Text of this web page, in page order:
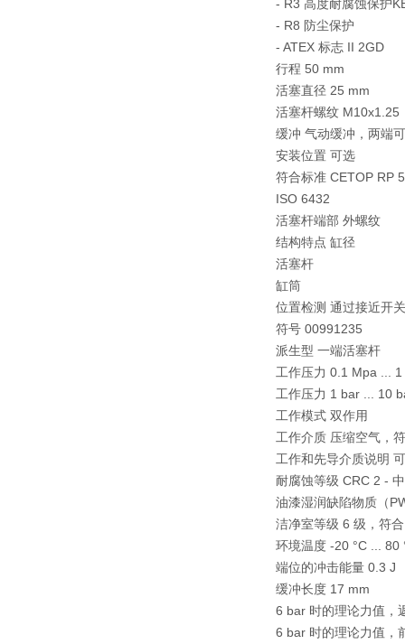
- R3 高度耐腐蚀保护
- R8 防尘保护
- ATEX 标志 II 2GD
行程 50 mm
活塞直径 25 mm
活塞杆螺纹 M10x1.25
缓冲 气动缓冲，两端
安装位置 可选
符合标准 CETOP RP
ISO 6432
活塞杆端部 外螺纹
结构特点 缸径
活塞杆
缸筒
位置检测 通过接近开关
符号 00991235
派生型 一端活塞杆
工作压力 0.1 Mpa ...
工作压力 1 bar ... 10
工作模式 双作用
工作介质 压缩空气，
工作和先导介质说明
耐腐蚀等级 CRC 2 -
油漆湿润缺陷物质（
洁净室等级 6 级，符
环境温度 -20 °C ... 80
端位的冲击能量 0.3 J
缓冲长度 17 mm
6 bar 时的理论力值，
6 bar 时的理论力值，